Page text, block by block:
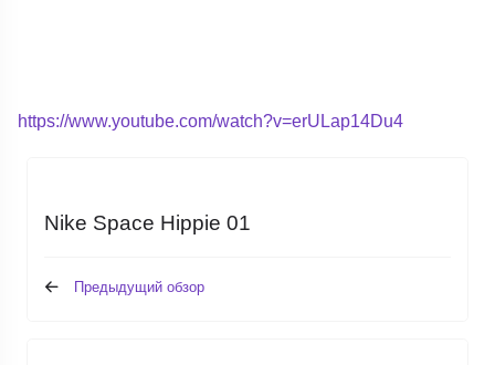
https://www.youtube.com/watch?v=erULap14Du4
Nike Space Hippie 01
Предыдущий обзор